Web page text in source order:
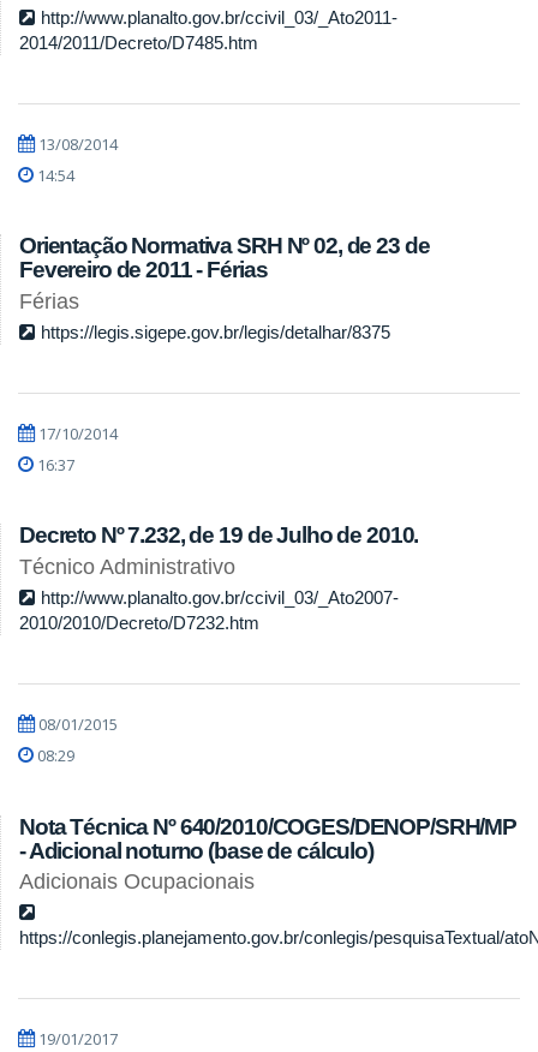
http://www.planalto.gov.br/ccivil_03/_Ato2011-
2014/2011/Decreto/D7485.htm
13/08/2014
14:54
Orientação Normativa SRH Nº 02, de 23 de
Fevereiro de 2011 - Férias
Férias
https://legis.sigepe.gov.br/legis/detalhar/8375
17/10/2014
16:37
Decreto Nº 7.232, de 19 de Julho de 2010.
Técnico Administrativo
http://www.planalto.gov.br/ccivil_03/_Ato2007-
2010/2010/Decreto/D7232.htm
08/01/2015
08:29
Nota Técnica Nº 640/2010/COGES/DENOP/SRH/MP
- Adicional noturno (base de cálculo)
Adicionais Ocupacionais
https://conlegis.planejamento.gov.br/conlegis/pesquisaTextual/
19/01/2017